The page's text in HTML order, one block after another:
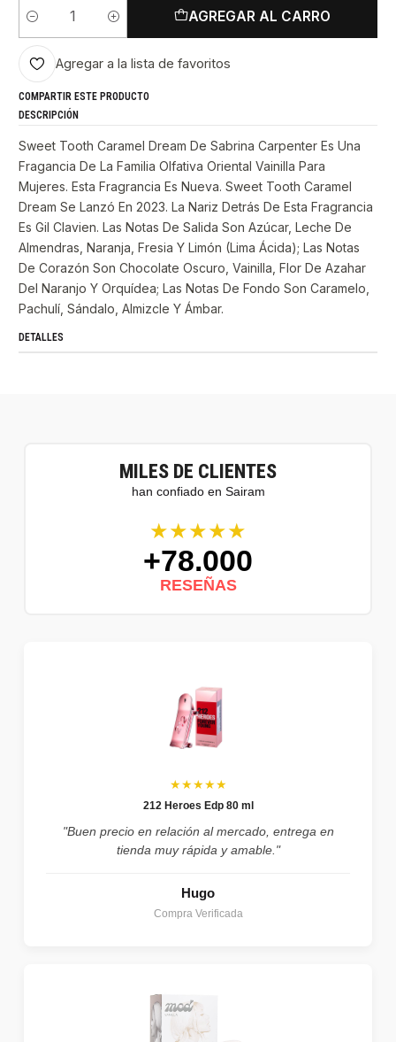
Cantidad
AGREGAR AL CARRO
Agregar a la lista de favoritos
COMPARTIR ESTE PRODUCTO
DESCRIPCIÓN
Sweet Tooth Caramel Dream De Sabrina Carpenter Es Una
Fragancia De La Familia Olfativa Oriental Vainilla Para
Mujeres. Esta Fragrancia Es Nueva. Sweet Tooth Caramel
Dream Se Lanzó En 2023. La Nariz Detrás De Esta Fragrancia
Es Gil Clavien. Las Notas De Salida Son Azúcar, Leche De
Almendras, Naranja, Fresia Y Limón (Lima Ácida); Las Notas
De Corazón Son Chocolate Oscuro, Vainilla, Flor De Azahar
Del Naranjo Y Orquídea; Las Notas De Fondo Son Caramelo,
Pachulí, Sándalo, Almizcle Y Ámbar.
DETALLES
MILES DE CLIENTES
han confiado en Sairam
★★★★★
+78.000
RESEÑAS
★★★★★
212 Heroes Edp 80 ml
"Buen precio en relación al mercado, entrega en
tienda muy rápida y amable."
Hugo
Compra Verificada